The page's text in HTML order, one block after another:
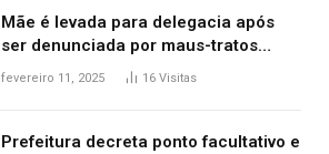
Mãe é levada para delegacia após
ser denunciada por maus-tratos
contra dois filhos, diz polícia
fevereiro 11, 2025 16 Visitas
Prefeitura decreta ponto facultativo e